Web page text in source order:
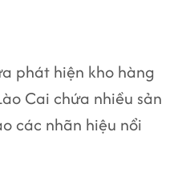
phát hiện kho hàng
Cai chứa nhiều sản
các nhãn hiệu nổi